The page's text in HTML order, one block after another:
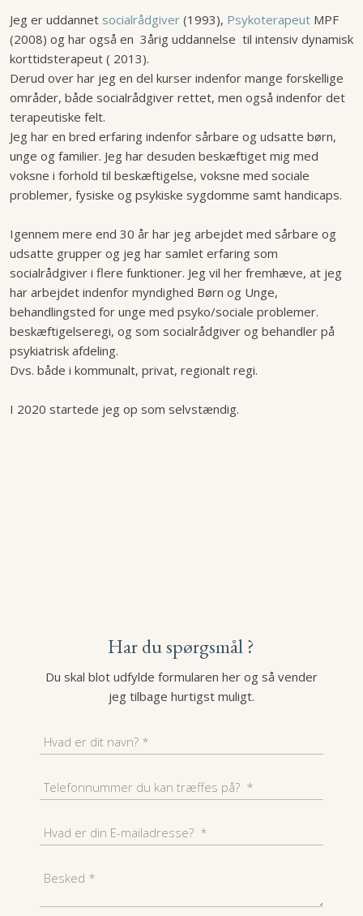
Jeg er uddannet socialrådgiver(1993), PsykoterapeutMPF
(2008) og har også en 3årig uddannelse til intensiv dynamisk
korttidsterapeut ( 2013).
Derud over har jeg en del kurser indenfor mange forskellige
områder, både socialrådgiver rettet, men også indenfor det
terapeutiske felt.
Jeg har en bred erfaring indenfor sårbare og udsatte børn,
unge og familier. Jeg har desuden beskæftiget mig med
voksne i forhold til beskæftigelse, voksne med sociale
problemer, fysiske og psykiske sygdomme samt handicaps.
Igennem mere end 30 år har jeg arbejdet med sårbare og
udsatte grupper og jeg har samlet erfaring som
socialrådgiver i flere funktioner. Jeg vil her fremhæve, at jeg
har arbejdet indenfor myndighed Børn og Unge,
behandlingsted for unge med psyko/sociale problemer.
beskæftigelseregi, og som socialrådgiver og behandler på
psykiatrisk afdeling.
Dvs. både i kommunalt, privat, regionalt regi.
I 2020 startede jeg op som selvstændig.
Har du spørgsmål ?
Du skal blot udfylde formularen her og så vender
jeg tilbage hurtigst muligt.​